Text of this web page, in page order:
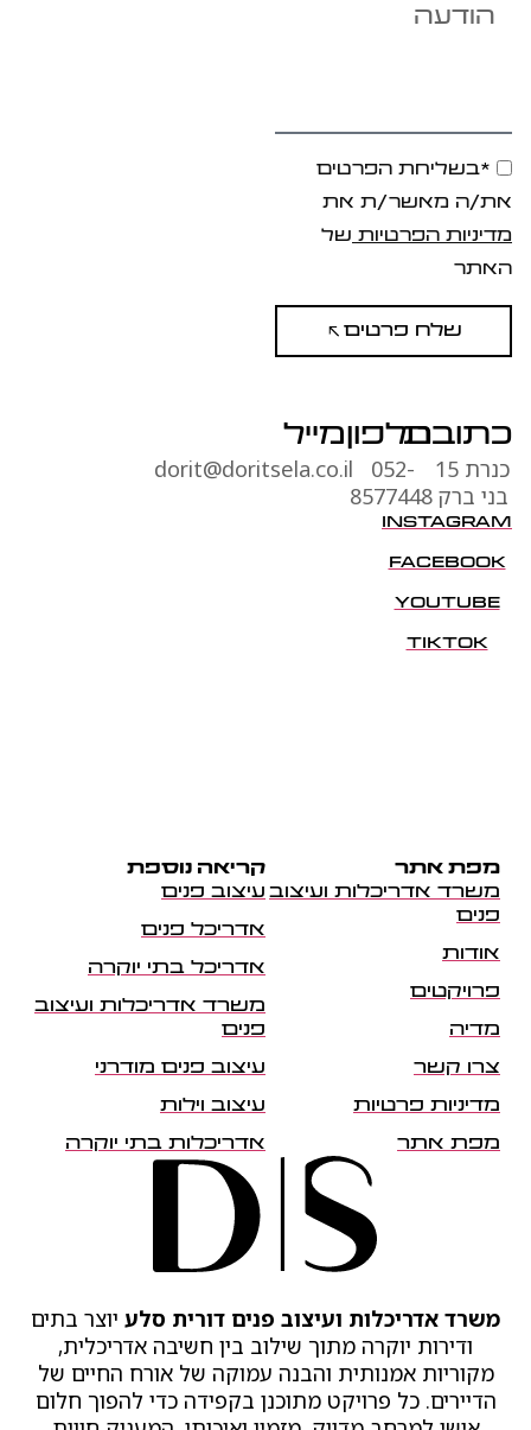
*בשליחת הפרטים
את/ה מאשר/ת את
מדיניות הפרטיות של
האתר
שלח פרטים
כתובת
כנרת 15
בני ברק
טלפון
052-
8577448
מייל
dorit@doritsela.co.il
INSTAGRAM
FACEBOOK
YOUTUBE
TIKTOK
משרד אדריכלות ועיצוב פנים דורית סלע יוצר בתים
ודירות יוקרה מתוך שילוב בין חשיבה אדריכלית,
מקוריות אמנותית והבנה עמוקה של אורח החיים של
הדיירים. כל פרויקט מתוכנן בקפידה כדי להפוך חלום
מפת אתר
משרד אדריכלות ועיצוב
פנים
אודות
פרויקטים
מדיה
צרו קשר
מדיניות פרטיות
מפת אתר
קריאה נוספת
עיצוב פנים
אדריכל פנים
אדריכל בתי יוקרה
משרד אדריכלות ועיצוב
פנים
עיצוב פנים מודרני
עיצוב וילות
אדריכלות בתי יוקרה